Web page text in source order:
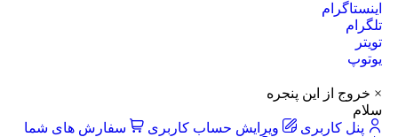
اینستاگرام
تلگرام
تویتر
یوتوپ
× خروج از این پنجره
سلام
پنل کاربری
ویرایش حساب کاربری سفارش های شما